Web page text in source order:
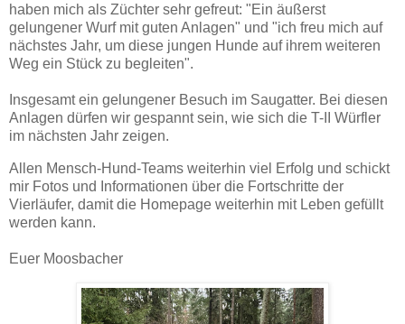
haben mich als Züchter sehr gefreut: "Ein äußerst
gelungener Wurf mit guten Anlagen" und "ich freu mich auf
nächstes Jahr, um diese jungen Hunde auf ihrem weiteren
Weg ein Stück zu begleiten".
Insgesamt ein gelungener Besuch im Saugatter. Bei diesen
Anlagen dürfen wir gespannt sein, wie sich die T-II Würfler
im nächsten Jahr zeigen.
Allen Mensch-Hund-Teams weiterhin viel Erfolg und schickt
mir Fotos und Informationen über die Fortschritte der
Vierläufer, damit die Homepage weiterhin mit Leben gefüllt
werden kann.
Euer Moosbacher